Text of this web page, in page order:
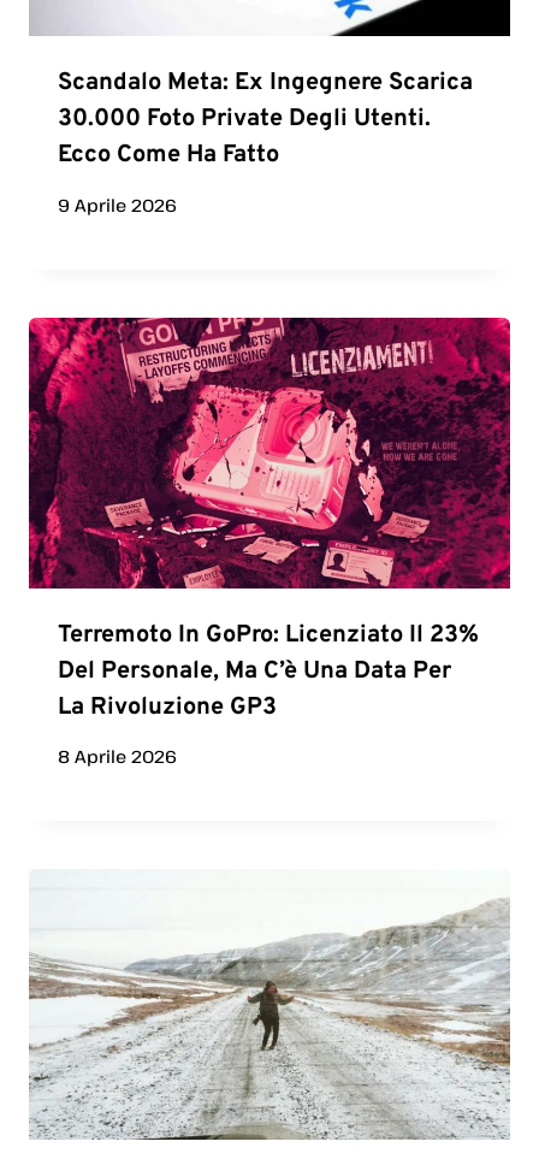
Scandalo Meta: Ex Ingegnere Scarica
30.000 Foto Private Degli Utenti.
Ecco Come Ha Fatto
9 Aprile 2026
Terremoto In GoPro: Licenziato Il 23%
Del Personale, Ma C’è Una Data Per
La Rivoluzione GP3
8 Aprile 2026